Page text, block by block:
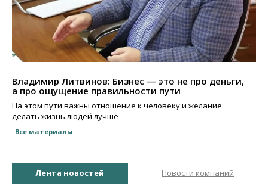
Владимир Литвинов: Бизнес — это не про деньги,
а про ощущение правильности пути
На этом пути важны отношение к человеку и желание
делать жизнь людей лучше
Все материалы
Лента новостей Новости компаний